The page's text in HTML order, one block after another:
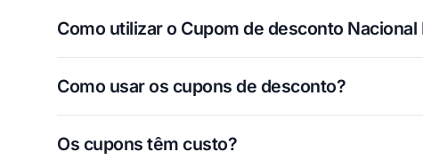
Como utilizar o Cupom de desconto Nacional
Como usar os cupons de desconto?
Os cupons têm custo?